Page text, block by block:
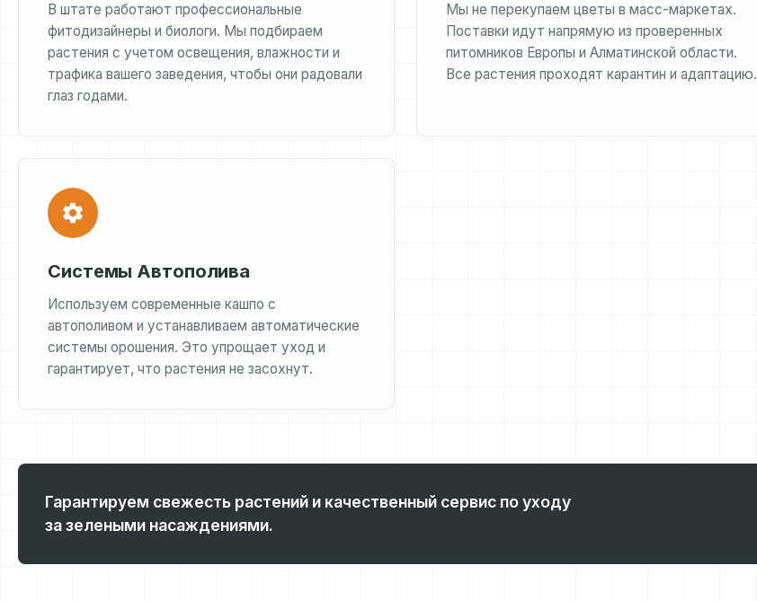
В штате работают профессиональные
фитодизайнеры и биологи. Мы подбираем
растения с учетом освещения, влажности и
трафика вашего заведения, чтобы они радовали
глаз годами.
Мы не перекупаем цветы в масс-маркетах.
Поставки идут напрямую из проверенных
питомников Европы и Алматинской области.
Все растения проходят карантин и адаптацию.
Системы Автополива
Используем современные кашпо с
автополивом и устанавливаем автоматические
системы орошения. Это упрощает уход и
гарантирует, что растения не засохнут.
Гарантируем свежесть растений и качественный сервис по уходу
за зелеными насаждениями.